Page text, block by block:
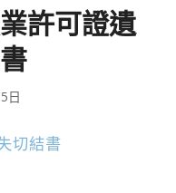
許可證遺
日
切結書